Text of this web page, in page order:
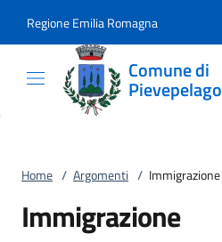
Regione Emilia Romagna
Comune di
Pievepelago
Home / Argomenti / Immigrazione
Immigrazione